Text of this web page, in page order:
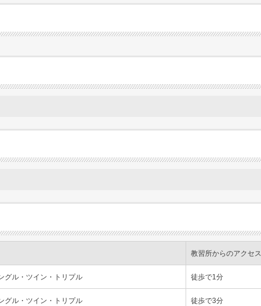
教習所からのアクセス
グル・ツイン・トリプル 徒歩で1分
グル・ツイン・トリプル 徒歩で3分